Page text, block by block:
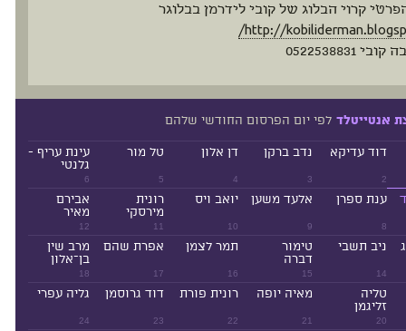
קרוי הבלוג של קובי לידרמן בבלוגר
http://
0522538831
אנטייטלד לפי יום הפרסום החודשי שלהם
2
דוד עדיקא
3
נדב ברקן
4
דן אלון
5
טל מור
6
עינת עריף -
גלנטי
8
ענת ספרן
9
אלעד משען
10
יואב ויס
11
רונית
מירסקי
12
אבירם
מאיר
14
ניב תשבי
15
טימור
דברה
16
תמר לצמן
17
אפרת שהם
18
מרב שין
בן־אלון
20
טליה
זליגמן
21
מאיה יופה
22
רונית פורת
23
דוד גרוסמן
24
גליה עפרי